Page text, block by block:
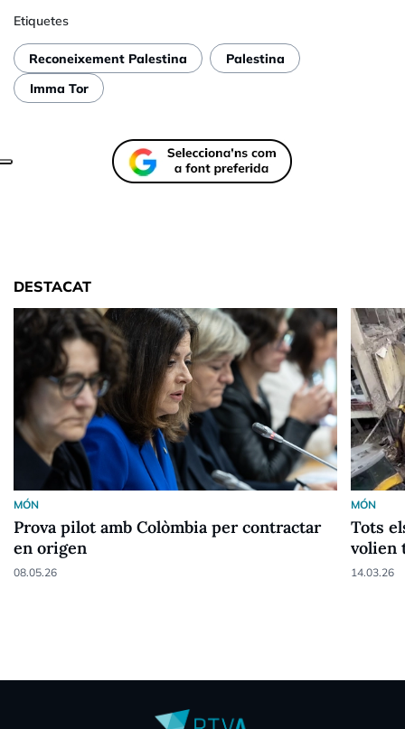
Etiquetes
Reconeixement Palestina
Palestina
Imma Tor
DESTACAT
MÓN
Prova pilot amb Colòmbia per contractar
en origen
08.05.26
MÓN
Tots
volien
14.03.26